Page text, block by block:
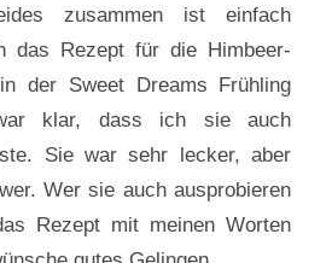
zusammen ist einfach
das Rezept für die Himbeer-
der Sweet Dreams Frühling
klar, dass ich sie auch
Sie war sehr lecker, aber
Wer sie auch ausprobieren
Rezept mit meinen Worten